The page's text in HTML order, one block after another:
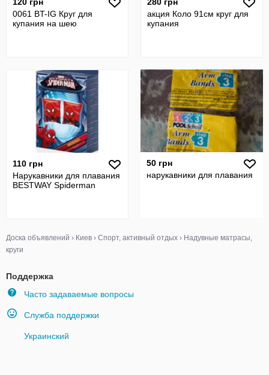
0061 BT-IG Круг для
купания на шею
акция Коло 91см круг для
купания
110 грн
Нарукавники для плавания
BESTWAY Spiderman
50 грн
нарукавники для плавания
Доска объявлений › Киев › Спорт, активный отдых › Надувные матрасы,
круги
Поддержка
Часто задаваемые вопросы
Служба поддержки
Украинский